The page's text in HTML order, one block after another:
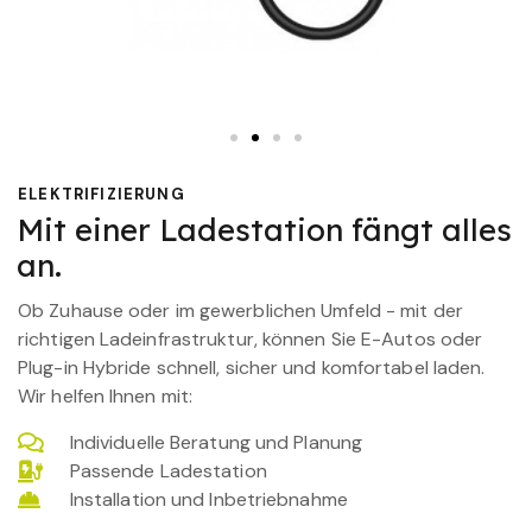
ELEKTRIFIZIERUNG
Mit einer Ladestation fängt alles
an.
Ob Zuhause oder im gewerblichen Umfeld - mit der
richtigen Ladeinfrastruktur, können Sie E-Autos oder
Plug-in Hybride schnell, sicher und komfortabel laden.
Wir helfen Ihnen mit:
Individuelle Beratung und Planung
Passende Ladestation
Installation und Inbetriebnahme